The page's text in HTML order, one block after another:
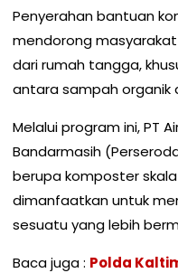
Penyerahan bantuan
mendorong
dari rumah tangga,
antara sampah organik
Melalui program ini, PT
Bandarmasih
berupa komposter
dimanfaatkan untuk
sesuatu yang lebih
Baca juga : Polda